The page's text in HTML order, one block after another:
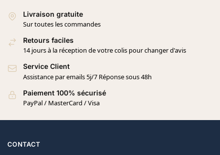
Livraison gratuite
Sur toutes les commandes
Retours faciles
14 jours à la réception de votre colis pour changer d'avis
Service Client
Assistance par emails 5j/7 Réponse sous 48h
Paiement 100% sécurisé
PayPal / MasterCard / Visa
CONTACT